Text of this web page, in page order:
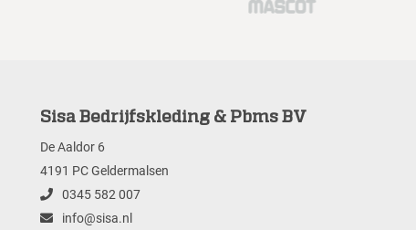
Sisa Bedrijfskleding & Pbms BV
De Aaldor 6
4191 PC Geldermalsen
0345 582 007
info@sisa.nl